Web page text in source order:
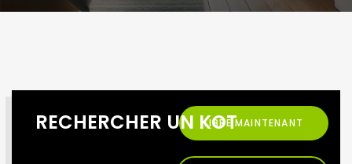
RECHERCHER UN KOTLIBRE MAINTENANT